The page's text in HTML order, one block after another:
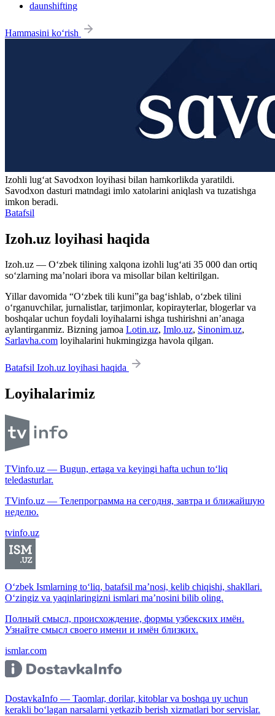
daunshifting
Hammasini ko‘rish
Izohli lugʻat Savodxon loyihasi bilan hamkorlikda yaratildi.
Savodxon dasturi matndagi imlo xatolarini aniqlash va tuzatishga
imkon beradi.
Batafsil
Izoh.uz loyihasi haqida
Izoh.uz — O‘zbek tilining xalqona izohli lug‘ati 35 000 dan ortiq
so‘zlarning ma’nolari ibora va misollar bilan keltirilgan.
Yillar davomida “O‘zbek tili kuni”ga bag‘ishlab, o‘zbek tilini
o‘rganuvchilar, jurnalistlar, tarjimonlar, kopirayterlar, blogerlar va
boshqalar uchun foydali loyihalarni ishga tushirishni an’anaga
aylantirganmiz. Bizning jamoa Lotin.uz, Imlo.uz, Sinonim.uz,
Sarlavha.com loyihalarini hukmingizga havola qilgan.
Batafsil Izoh.uz loyihasi haqida
Loyihalarimiz
TVinfo.uz — Bugun, ertaga va keyingi hafta uchun to‘liq
teledasturlar.
TVinfo.uz — Телепрограмма на сегодня, завтра и ближайшую
неделю.
tvinfo.uz
O‘zbek Ismlarning to‘liq, batafsil ma’nosi, kelib chiqishi, shakllari.
O‘zingiz va yaqinlaringizni ismlari ma’nosini bilib oling.
Полный смысл, происхождение, формы узбекских имён.
Узнайте смысл своего имени и имён близких.
ismlar.com
DostavkaInfo — Taomlar, dorilar, kitoblar va boshqa uy uchun
kerakli bo‘lagan narsalarni yetkazib berish xizmatlari bor servislar.